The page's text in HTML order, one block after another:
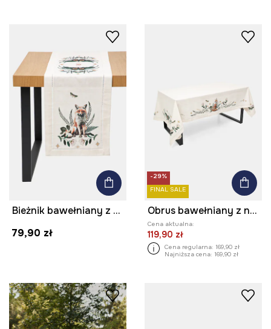
Bieżnik bawełniany z nadrukiem 40 x 180 cm
79,90 zł
-29%
FINAL SALE
Obrus bawełniany z nadrukiem 150 x 250 cm
Cena aktualna:
119,90 zł
Cena regularna: 169,90 zł
Najniższa cena: 169,90 zł